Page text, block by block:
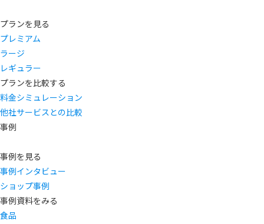
プランを見る
プレミアム
ラージ
レギュラー
プランを比較する
料金シミュレーション
他社サービスとの比較
事例
事例を見る
事例インタビュー
ショップ事例
事例資料をみる
食品